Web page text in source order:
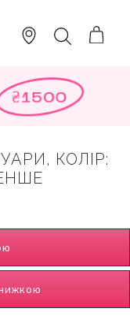
ПОШУК
КОЛІР: